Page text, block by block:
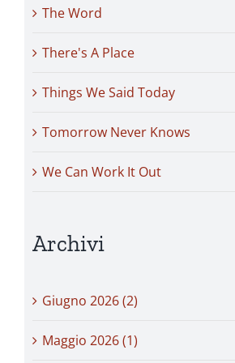
The Word
There's A Place
Things We Said Today
Tomorrow Never Knows
We Can Work It Out
Archivi
Giugno 2026 (2)
Maggio 2026 (1)